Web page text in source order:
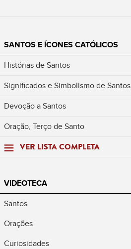
SANTOS E ÍCONES CATÓLICOS
Histórias de Santos
Significados e Simbolismo de Santos
Devoção a Santos
Oração, Terço de Santo
VER LISTA COMPLETA
VIDEOTECA
Santos
Orações
Curiosidades